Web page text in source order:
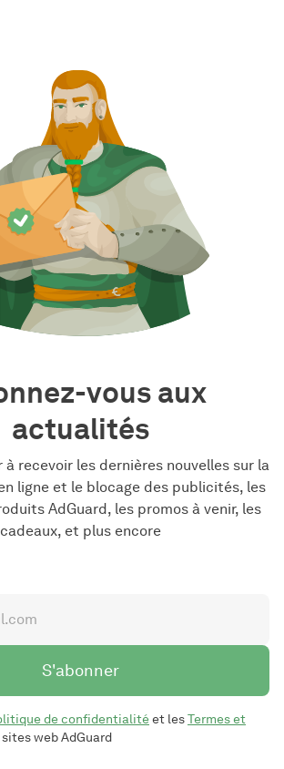
vous aux
actualités
à recevoir les dernières nouvelles sur la
ligne et le blocage des publicités, les
AdGuard, les promos à venir, les
cadeaux, et plus encore
S'abonner
de confidentialitéet lesTermes et
web AdGuard